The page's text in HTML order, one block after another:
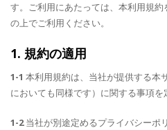
す。ご利用にあたっては、本利用規
の上でご利用ください。
1. 規約の適用
1-1 本利用規約は、当社が提供する本
においても同様です）に関する事項を
1-2当社が別途定めるプライバシーポ